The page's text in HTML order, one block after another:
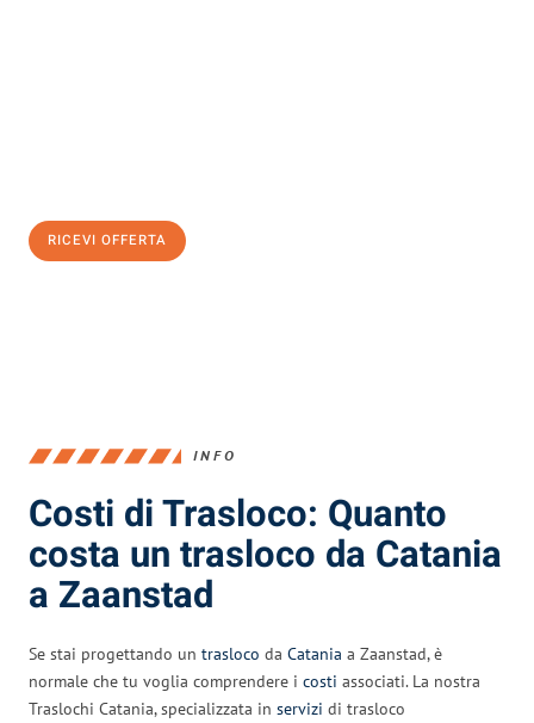
RICEVI OFFERTA
INFO
Costi di Trasloco: Quanto
costa un trasloco da Catania
a Zaanstad
Se stai progettando un trasloco da Catania a Zaanstad, è
normale che tu voglia comprendere i costi associati. La nostra
Traslochi Catania, specializzata in servizi di trasloco